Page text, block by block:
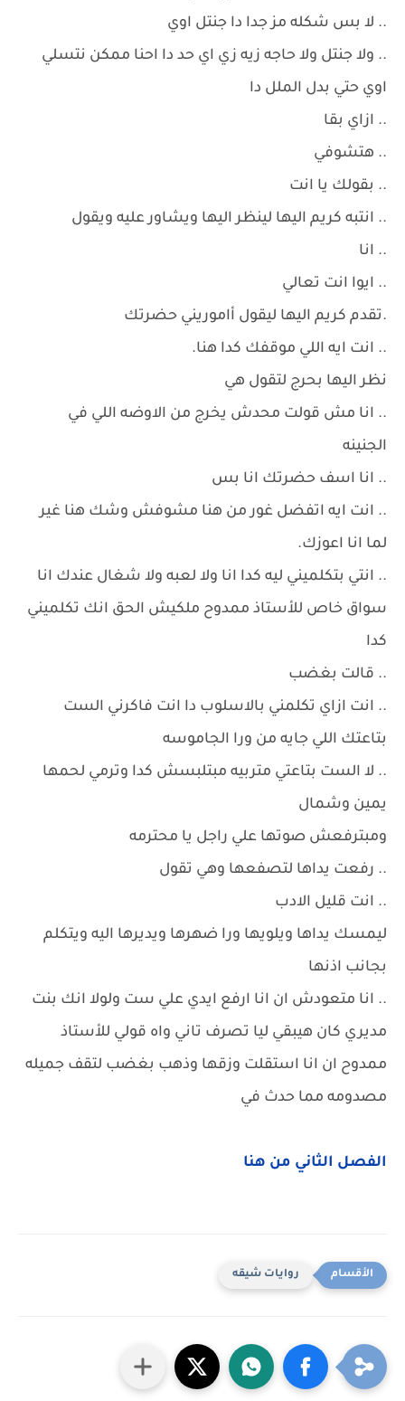
.. لا بس شكله مز جدا دا جنتل اوي
.. ولا جنتل ولا حاجه زيه زي اي حد دا احنا ممكن نتسلي
اوي حتي بدل الملل دا
.. ازاي بقا
.. هتشوفي
.. بقولك يا انت
.. انتبه كريم اليها لينظر اليها ويشاور عليه ويقول
.. انا
.. ايوا انت تعالي
.تقدم كريم اليها ليقول أاموريني حضرتك
.. انت ايه اللي موقفك كدا هنا.
نظر اليها بحرج لتقول هي
.. انا مش قولت محدش يخرج من الاوضه اللي في
الجنينه
.. انا اسف حضرتك انا بس
.. انت ايه اتفضل غور من هنا مشوفش وشك هنا غير
لما انا اعوزك.
.. انتي بتكلميني ليه كدا انا ولا لعبه ولا شغال عندك انا
سواق خاص للأستاذ ممدوح ملكيش الحق انك تكلميني
كدا
.. قالت بغضب
.. انت ازاي تكلمني بالاسلوب دا انت فاكرني الست
بتاعتك اللي جايه من ورا الجاموسه
.. لا الست بتاعتي متربيه مبتلبسش كدا وترمي لحمها
يمين وشمال
ومبترفعش صوتها علي راجل يا محترمه
.. رفعت يداها لتصفعها وهي تقول
.. انت قليل الادب
ليمسك يداها ويلويها ورا ضهرها ويديرها اليه ويتكلم
بجانب اذنها
.. انا متعودش ان انا ارفع ايدي علي ست ولولا انك بنت
مديري كان هيبقي ليا تصرف تاني واه قولي للأستاذ
ممدوح ان انا استقلت وزقها وذهب بغضب لتقف جميله
مصدومه مما حدث في
الفصل الثاني من هنا
روايات شيقه